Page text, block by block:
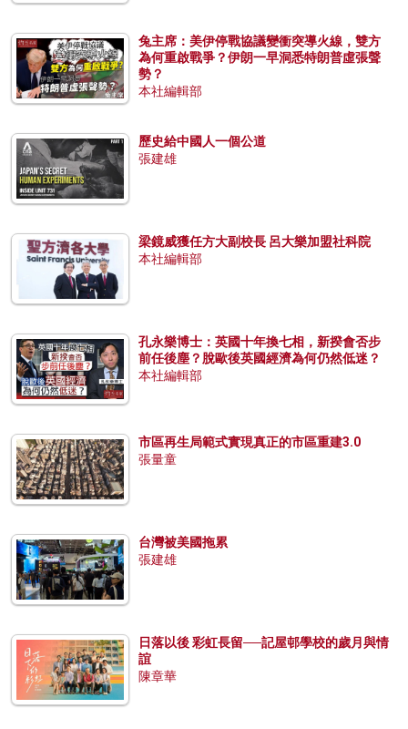
兔主席：美伊停戰協議變衝突導火線，雙方
為何重啟戰爭？伊朗一早洞悉特朗普虛張聲
勢？
本社編輯部
歷史給中國人一個公道
張建雄
梁鏡威獲任方大副校長 呂大樂加盟社科院
本社編輯部
孔永樂博士：英國十年換七相，新揆會否步
前任後塵？脫歐後英國經濟為何仍然低迷？
本社編輯部
市區再生局範式實現真正的市區重建3.0
張量童
台灣被美國拖累
張建雄
日落以後 彩虹長留──記屋邨學校的歲月與情
誼
陳章華